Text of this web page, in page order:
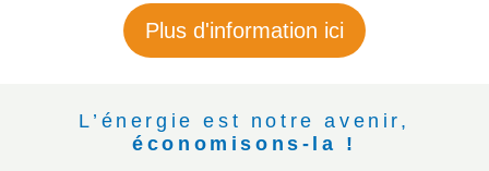
Plus d'information ici
L’énergie est notre avenir,
économisons-la !